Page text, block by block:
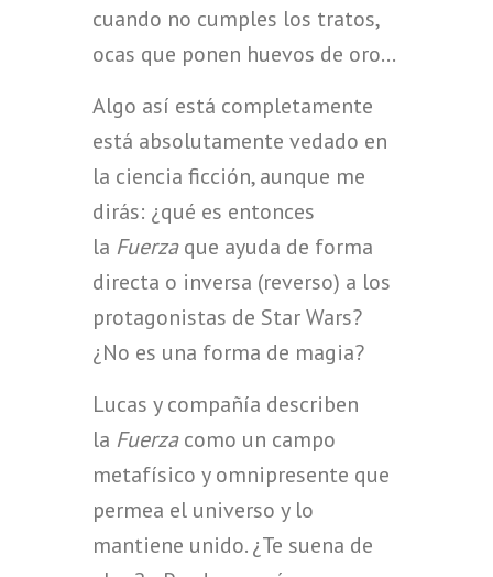
cuando no cumples los tratos,
ocas que ponen huevos de oro…
Algo así está completamente
está absolutamente vedado en
la ciencia ficción, aunque me
dirás: ¿qué es entonces
la Fuerzaque ayuda de forma
directa o inversa (reverso) a los
protagonistas de Star Wars?
¿No es una forma de magia?
Lucas y compañía describen
la Fuerzacomo un campo
metafísico y omnipresente que
permea el universo y lo
mantiene unido. ¿Te suena de